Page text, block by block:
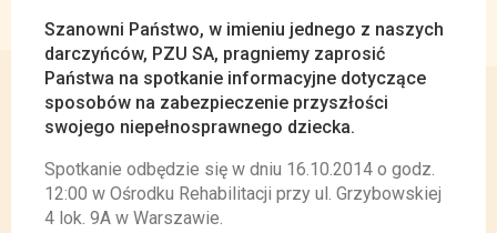
Szanowni Państwo, w imieniu jednego z naszych
darczyńców, PZU SA, pragniemy zaprosić
Państwa na spotkanie informacyjne dotyczące
sposobów na zabezpieczenie przyszłości
swojego niepełnosprawnego dziecka.
Spotkanie odbędzie się w dniu 16.10.2014 o godz.
12:00 w Ośrodku Rehabilitacji przy ul. Grzybowskiej
4 lok. 9A w Warszawie.